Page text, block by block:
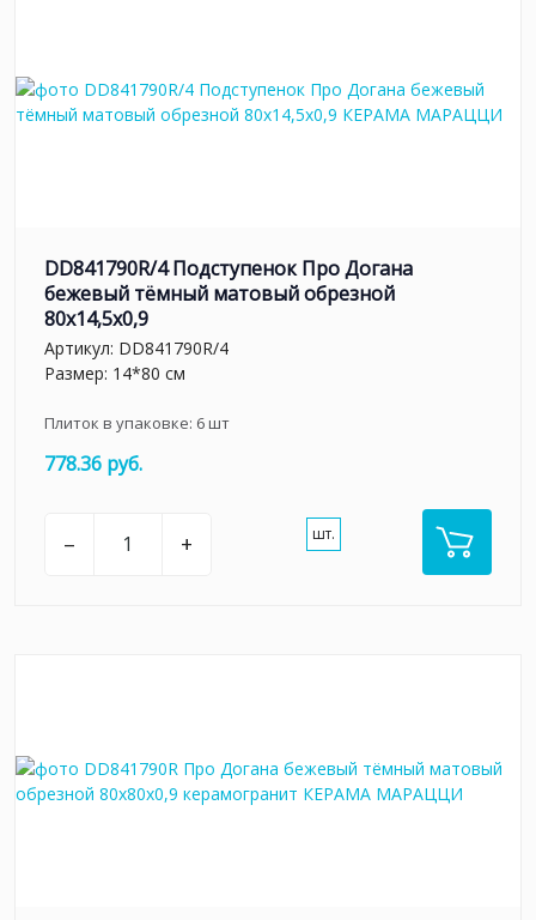
DD841790R/4 Подступенок Про Догана
бежевый тёмный матовый обрезной
80x14,5x0,9
Артикул: DD841790R/4
Размер: 14*80 см
Плиток в упаковке: 6шт
778.36 руб.
– + шт.